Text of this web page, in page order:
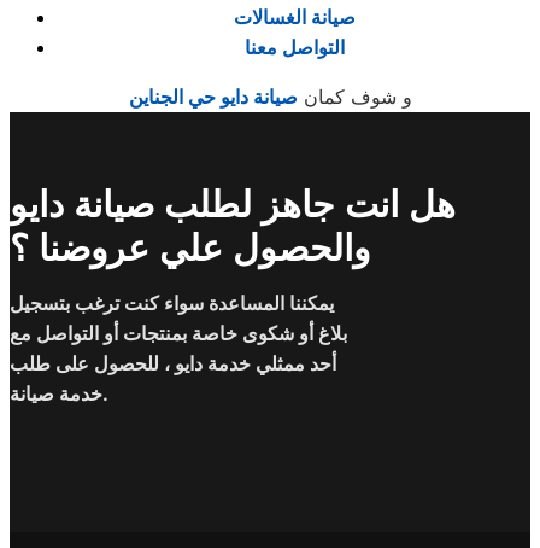
صيانة الغسالات
التواصل معنا
و شوف كمان صيانة دايو حي الجناين
هل انت جاهز لطلب صيانة دايو
والحصول علي عروضنا ؟
يمكننا المساعدة سواء كنت ترغب بتسجيل
بلاغ أو شكوى خاصة بمنتجات أو التواصل مع
أحد ممثلي خدمة دايو ، للحصول على طلب
خدمة صيانة.